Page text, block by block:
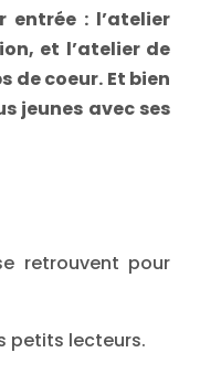
entrée : l’atelier
et l’atelier de
de coeur. Et bien
jeunes avec ses
retrouvent pour
petits lecteurs.